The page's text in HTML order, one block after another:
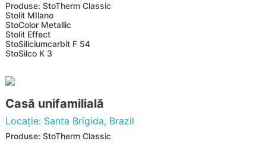
Produse: StoTherm Classic
Stolit MIlano
StoColor Metallic
Stolit Effect
StoSiliciumcarbit F 54
StoSilco K 3
Casă unifamilială
Locaţie: Santa Brígida, Brazil
Produse: StoTherm Classic